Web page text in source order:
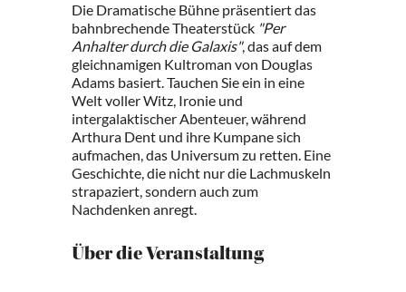
Die Dramatische Bühne präsentiert das
bahnbrechende Theaterstück "Per
Anhalter durch die Galaxis", das auf dem
gleichnamigen Kultroman von Douglas
Adams basiert. Tauchen Sie ein in eine
Welt voller Witz, Ironie und
intergalaktischer Abenteuer, während
Arthura Dent und ihre Kumpane sich
aufmachen, das Universum zu retten. Eine
Geschichte, die nicht nur die Lachmuskeln
strapaziert, sondern auch zum
Nachdenken anregt.
Über die Veranstaltung